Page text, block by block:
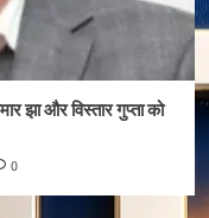
झा और विस्तार गुप्ता को
0